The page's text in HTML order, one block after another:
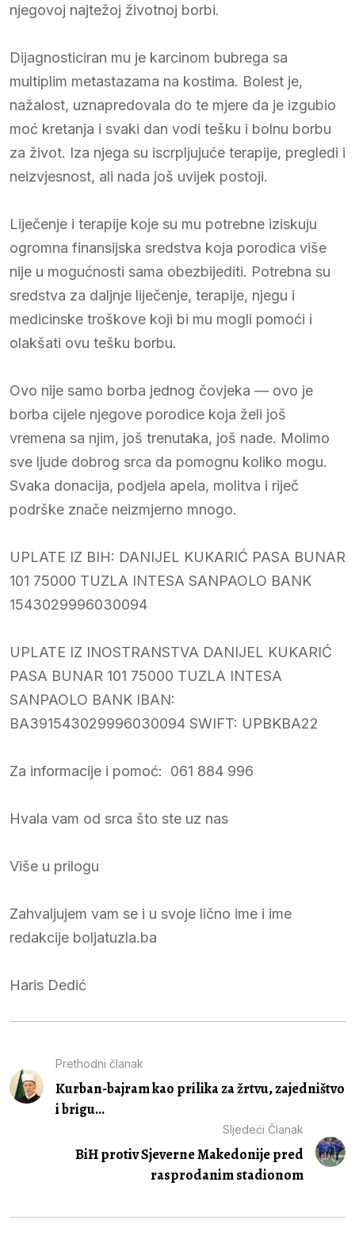
njegovoj najtežoj životnoj borbi.
Dijagnosticiran mu je karcinom bubrega sa
multiplim metastazama na kostima. Bolest je,
nažalost, uznapredovala do te mjere da je izgubio
moć kretanja i svaki dan vodi tešku i bolnu borbu
za život. Iza njega su iscrpljujuće terapije, pregledi i
neizvjesnost, ali nada još uvijek postoji.
Liječenje i terapije koje su mu potrebne iziskuju
ogromna finansijska sredstva koja porodica više
nije u mogućnosti sama obezbijediti. Potrebna su
sredstva za daljnje liječenje, terapije, njegu i
medicinske troškove koji bi mu mogli pomoći i
olakšati ovu tešku borbu.
Ovo nije samo borba jednog čovjeka — ovo je
borba cijele njegove porodice koja želi još
vremena sa njim, još trenutaka, još nade. Molimo
sve ljude dobrog srca da pomognu koliko mogu.
Svaka donacija, podjela apela, molitva i riječ
podrške znače neizmjerno mnogo.
UPLATE IZ BIH: DANIJEL KUKARIĆ PASA BUNAR
101 75000 TUZLA INTESA SANPAOLO BANK
1543029996030094
UPLATE IZ INOSTRANSTVA DANIJEL KUKARIĆ
PASA BUNAR 101 75000 TUZLA INTESA
SANPAOLO BANK IBAN:
BA391543029996030094 SWIFT: UPBKBA22
Za informacije i pomoć: 061 884 996
Hvala vam od srca što ste uz nas
Više u prilogu
Zahvaljujem vam se i u svoje lično ime i ime
redakcije boljatuzla.ba
Haris Dedić
Prethodni članak
Kurban-bajram kao prilika za žrtvu, zajedništvo
i brigu...
Sljedeći Članak
BiH protiv Sjeverne Makedonije pred
rasprodanim stadionom